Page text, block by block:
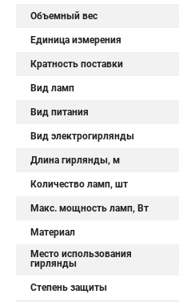
Объемный вес
Единица измерения
Кратность поставки
Вид ламп
Вид питания
Вид электрогирлянды
Длина гирлянды, м
Количество ламп, шт
Макс. мощность ламп, Вт
Материал
Место использования
гирлянды
Степень защиты